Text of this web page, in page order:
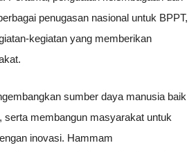
penugasan nasional untuk BPPT,
kegiatan yang memberikan
sumber daya manusia baik
serta membangun masyarakat untuk
inovasi. Hammam